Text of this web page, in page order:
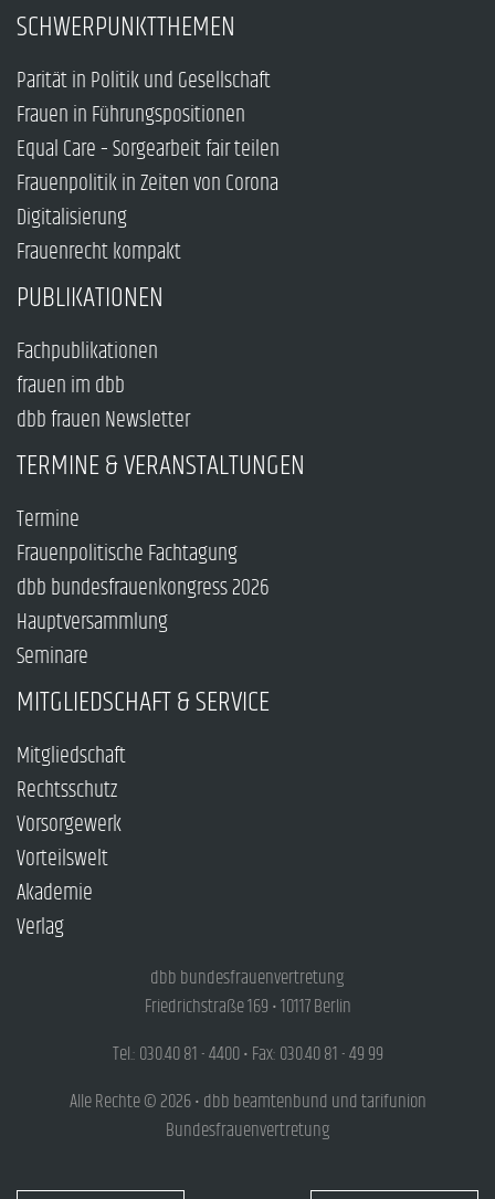
SCHWERPUNKTTHEMEN
Parität in Politik und Gesellschaft
Frauen in Führungspositionen
Equal Care – Sorgearbeit fair teilen
Frauenpolitik in Zeiten von Corona
Digitalisierung
Frauenrecht kompakt
PUBLIKATIONEN
Fachpublikationen
frauen im dbb
dbb frauen Newsletter
TERMINE & VERANSTALTUNGEN
Termine
Frauenpolitische Fachtagung
dbb bundesfrauenkongress 2026
Hauptversammlung
Seminare
MITGLIEDSCHAFT & SERVICE
Mitgliedschaft
Rechtsschutz
Vorsorgewerk
Vorteilswelt
Akademie
Verlag
dbb bundesfrauenvertretung
Friedrichstraße 169 • 10117 Berlin
Tel.: 030.40 81 - 4400 • Fax: 030.40 81 - 49 99
Alle Rechte © 2026 • dbb beamtenbund und tarifunion
Bundesfrauenvertretung